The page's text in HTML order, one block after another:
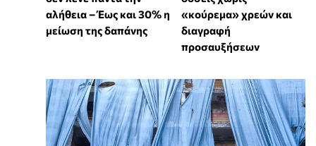
αλήθεια – Έως και 30% η
μείωση της δαπάνης
«κούρεμα» χρεών και
διαγραφή
προσαυξήσεων